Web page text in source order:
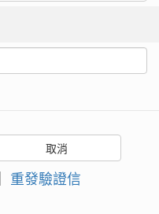
｜ 重發驗證信